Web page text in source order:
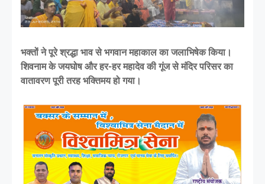
भक्तों ने पूरे श्रद्धा भाव से भगवान महाकाल का जलाभिषेक किया।
शिवनाम के जयघोष और हर-हर महादेव की गूंज से मंदिर परिसर का
वातावरण पूरी तरह भक्तिमय हो गया।